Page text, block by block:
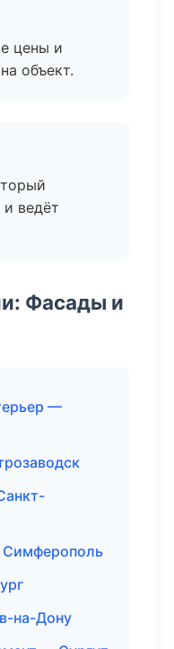
цены и
объект.
ведёт
Фасады и
—
на-Дону